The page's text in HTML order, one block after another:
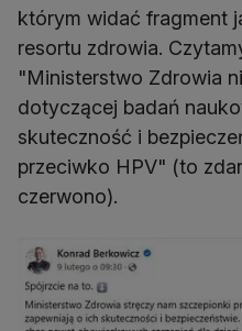
którym widać fragment
resortu zdrowia.
"Ministerstwo Zdrowia
dotyczącej badań
skuteczność i
przeciwko HPV" (to
czerwono).